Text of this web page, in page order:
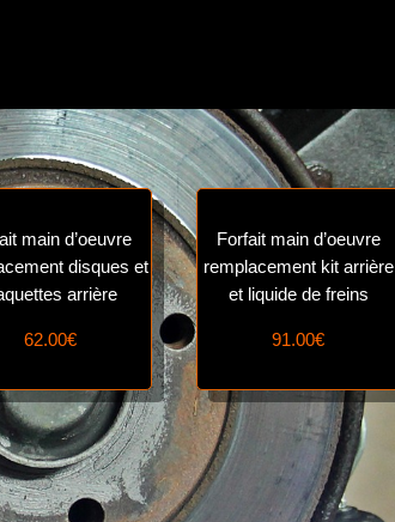
main d’oeuvre
disques et
arrière
62.00€
Forfait main d’oeuvre
remplacement kit arrière
et liquide de freins
91.00€